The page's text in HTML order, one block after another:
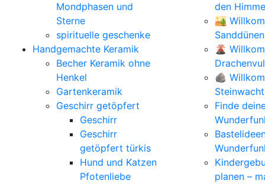
Mondphasen und
Sterne
spirituelle geschenke
Handgemachte Keramik
Becher Keramik ohne
Henkel
Gartenkeramik
Geschirr getöpfert
Geschirr
Geschirr
getöpfert türkis
Hund und Katzen
Pfotenliebe
den
🏜️
Sanddünen
🌋
🪨
Steinwacht
Finde
planen –